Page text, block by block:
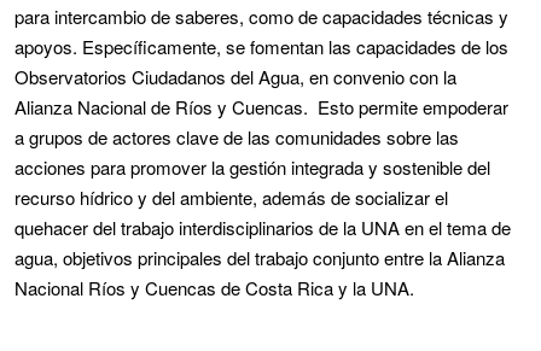
para intercambio de saberes, como de capacidades técnicas y
apoyos. Específicamente, se fomentan las capacidades de los
Observatorios Ciudadanos del Agua, en convenio con la
Alianza Nacional de Ríos y Cuencas. Esto permite empoderar
a grupos de actores clave de las comunidades sobre las
acciones para promover la gestión integrada y sostenible del
recurso hídrico y del ambiente, además de socializar el
quehacer del trabajo interdisciplinarios de la UNA en el tema de
agua, objetivos principales del trabajo conjunto entre la Alianza
Nacional Ríos y Cuencas de Costa Rica y la UNA.